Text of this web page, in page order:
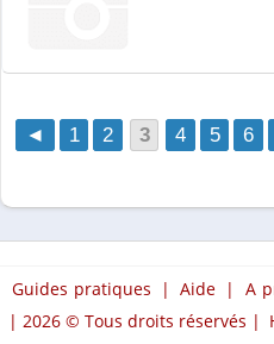
◄ 1 2 3 4 5 6
Guides pratiques | Aide | A
| 2026 © Tous droits réservés |